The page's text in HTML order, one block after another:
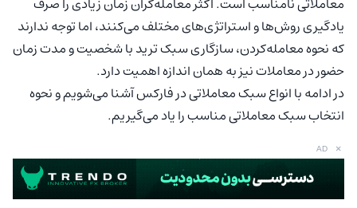
یادگیری روش‌ها و استراتژی‌های مختلف می‌کنند، اما توجه ندارند
که نحوه معامله‌کردن، سازگاری سبک ترید با شخصیت و مدت زمان
حضور در معاملات نیز به همان اندازه اهمیت دارد.
در ادامه با انواع سبک معاملاتی در فارکس آشنا می‌شویم و نحوه
انتخاب سبک معاملاتی مناسب را یاد می‌گیریم.
AD ×